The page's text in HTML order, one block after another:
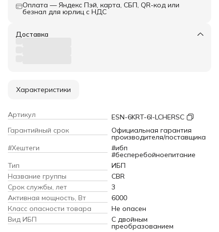
Оплата — Яндекс Пэй, карта, СБП, QR-код или
безнал для юрлиц с НДС
Доставка
Характеристики
Артикул
ESN-6KRT-6I-LCHERSC
Гарантийный срок
Официальная гарантия
производителя/поставщика
#Хештеги
#ибп
#бесперебойноепитание
Тип
ИБП
Название группы
CBR
Срок службы, лет
3
Активная мощность, Вт
6000
Класс опасности товара
Не опасен
Вид ИБП
С двойным
преобразованием